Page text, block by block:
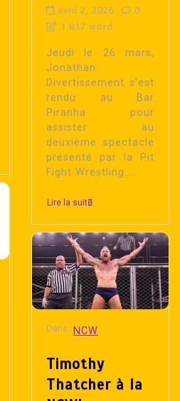
avril 2, 2026
0
1 817 word
Jeudi le 26 mars,
Jonathan
Divertissement s’est
rendu au Bar
Piranha pour
assister au
deuxième spectacle
présenté par la Pit
Fight Wrestling....
Lire la suite
Dans NCW
Timothy
Thatcher à la